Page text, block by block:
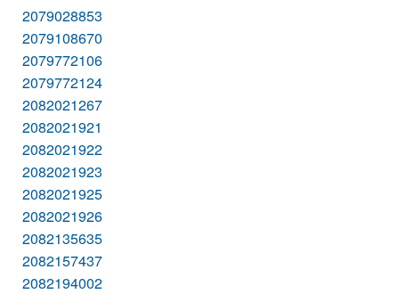
2079028853
2079108670
2079772106
2079772124
2082021267
2082021921
2082021922
2082021923
2082021925
2082021926
2082135635
2082157437
2082194002